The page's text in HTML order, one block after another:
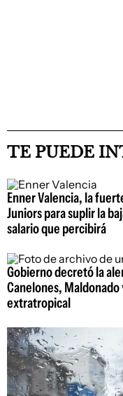
TE PUEDE
Enner Valencia, la
Juniors para suplir la
salario que percibirá
Gobierno decretó la
Canelones,
extratropical